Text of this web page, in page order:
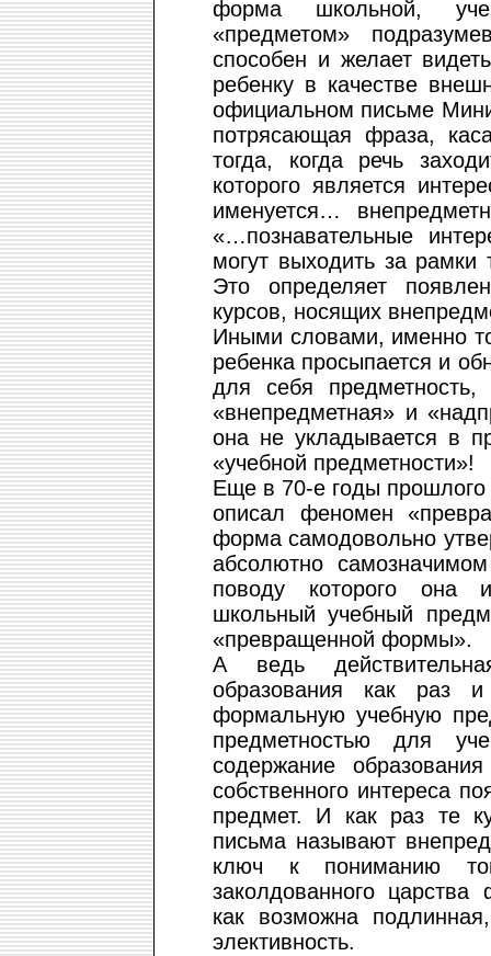
форма школьной,
«предметом»
способен и желает
ребенку в качестве
официальном письме
потрясающая фраза,
тогда, когда речь
которого является
именуется…
«…познавательные
могут выходить за
Это определяет
курсов, носящих
Иными словами, именно
ребенка просыпается и
для себя предметность,
«внепредметная» и
она не укладывается в
«учебной предметности»!
Еще в 70-е годы
описал феномен
форма самодовольно
абсолютно
поводу которого она
школьный учебный
«превращенной формы».
А ведь
образования как раз
формальную учебную
предметностью для
содержание
собственного интереса
предмет. И как раз те
письма называют
ключ к пониманию
заколдованного
как возможна
элективность.